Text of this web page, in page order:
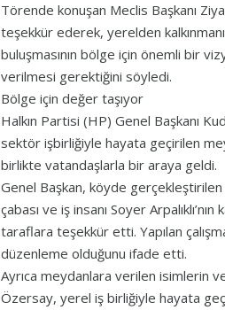
Törende konuşan Meclis Başkanı
teşekkür ederek, yerelden
buluşmasının bölge için önemli bir
verilmesi gerektiğini söyledi.
Bölge için değer taşıyor
Halkın Partisi (HP) Genel Başkanı
sektör işbirliğiyle hayata geçirilen
birlikte vatandaşlarla bir araya geldi.
Genel Başkan, köyde
çabası ve iş insanı Soyer
taraflara teşekkür etti. Yapılan
düzenleme olduğunu ifade etti.
Ayrıca meydanlara verilen isimlerin
Özersay, yerel iş birliğiyle hayata